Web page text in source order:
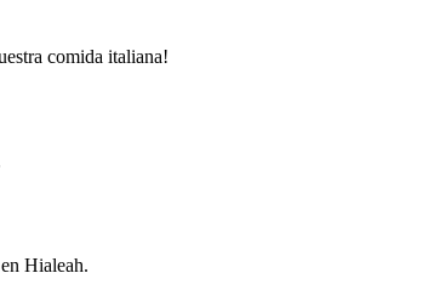
comida italiana!
Hialeah.